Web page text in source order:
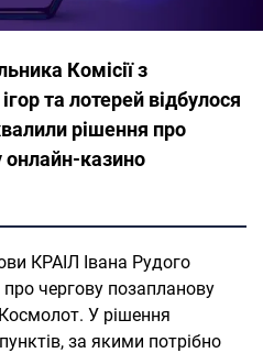
Комісії з
та лотерей відбулося
рішення про
онлайн-казино
КРАІЛ Івана Рудого
чергову позапланову
У рішення
за якими потрібно